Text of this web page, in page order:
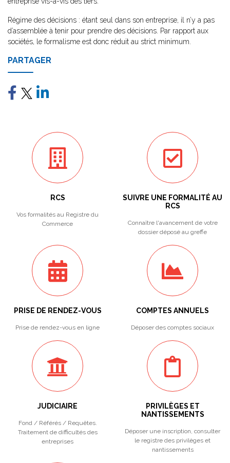
Régime des décisions : étant seul dans son entreprise, il n’y a pas
d’assemblée à tenir pour prendre des décisions. Par rapport aux
sociétés, le formalisme est donc réduit au strict minimum.
PARTAGER
RCS
Vos formalités au Registre du
Commerce
SUIVRE UNE FORMALITÉ AU
RCS
Connaître l'avancement de votre
dossier déposé au greffe
PRISE DE RENDEZ-VOUS
Prise de rendez-vous en ligne
COMPTES ANNUELS
Déposer des comptes sociaux
JUDICIAIRE
Fond / Référés / Requêtes.
Traitement de difficultés des
entreprises
PRIVILÈGES ET
NANTISSEMENTS
Déposer une inscription, consulter
le registre des privilèges et
nantissements